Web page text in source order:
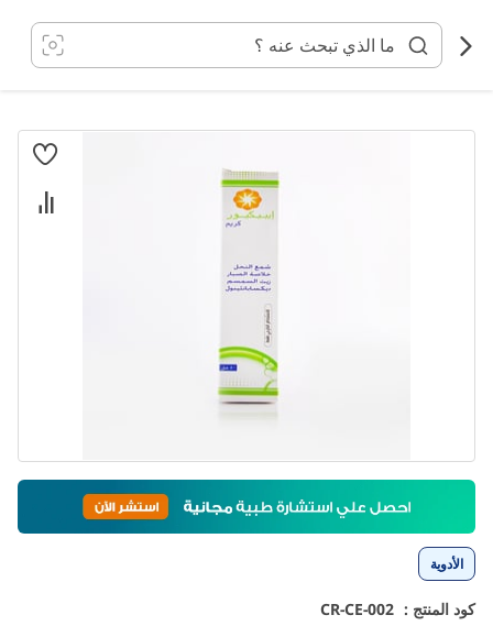
المحتوى
الأدوية
كود المنتج : CR-CE-002
انتقل
تخطي
بداية
معرض
الصور